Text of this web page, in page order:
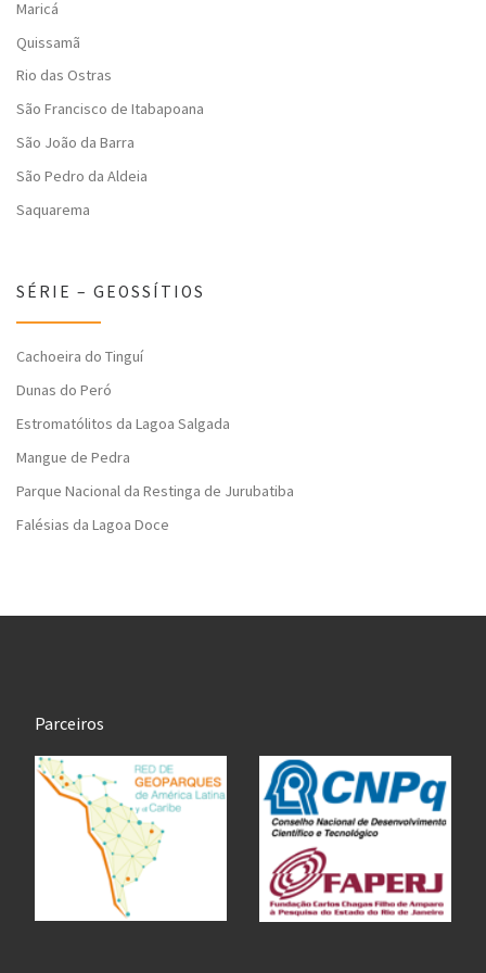
Maricá
Quissamã
Rio das Ostras
São Francisco de Itabapoana
São João da Barra
São Pedro da Aldeia
Saquarema
SÉRIE – GEOSSÍTIOS
Cachoeira do Tinguí
Dunas do Peró
Estromatólitos da Lagoa Salgada
Mangue de Pedra
Parque Nacional da Restinga de Jurubatiba
Falésias da Lagoa Doce
Parceiros